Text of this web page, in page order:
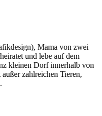
Mama von zwei
und lebe auf dem
kleinen Dorf innerhalb von
zahlreichen Tieren,